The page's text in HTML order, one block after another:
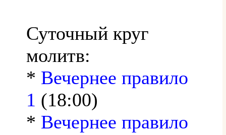
Суточный круг
молитв:
* Вечернее правило
1 (18:00)
* Вечернее правило